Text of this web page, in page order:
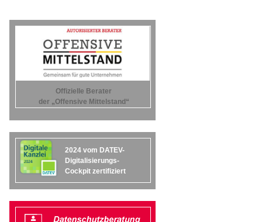
Offizielle Berater
der „Offensive Mittelstand“
2024 vom DATEV-
Digitalisierungs-
Cockpit zertifiziert